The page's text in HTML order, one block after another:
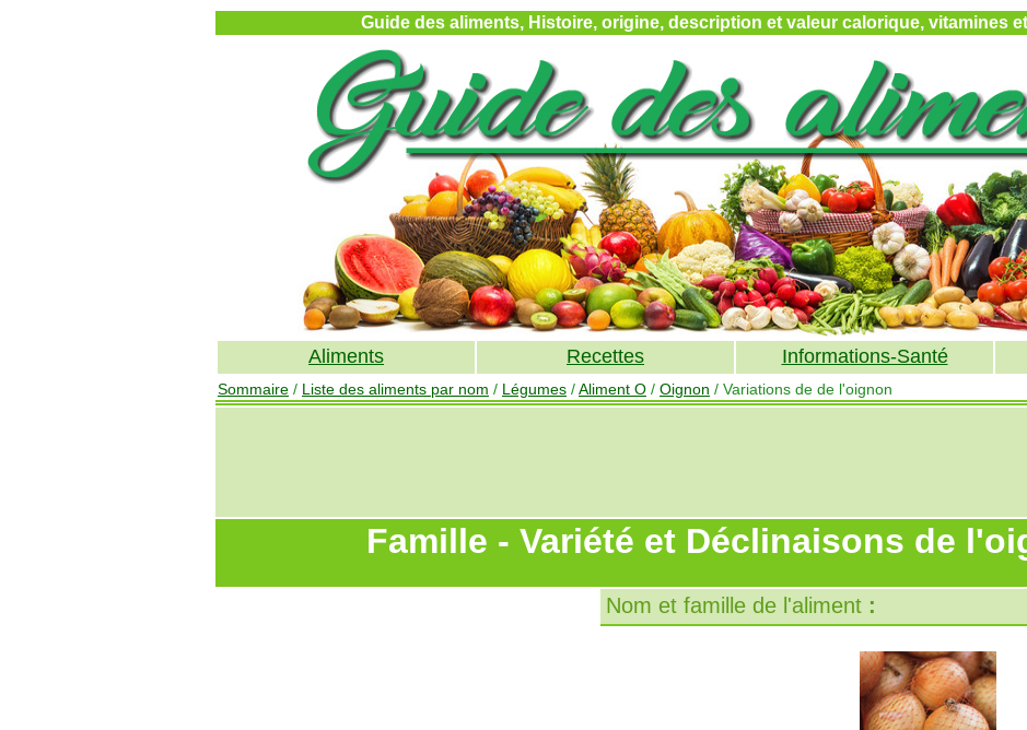
Guide des aliments, Histoire, origine, description et valeur calorique, vitamines
Aliments Recettes Informations-Santé
Sommaire / Liste des aliments par nom / Légumes /Aliment O / Oignon / Variations de de l'oignon
Famille - Variété et Déclinaisons de
Nom et famille de l'aliment :